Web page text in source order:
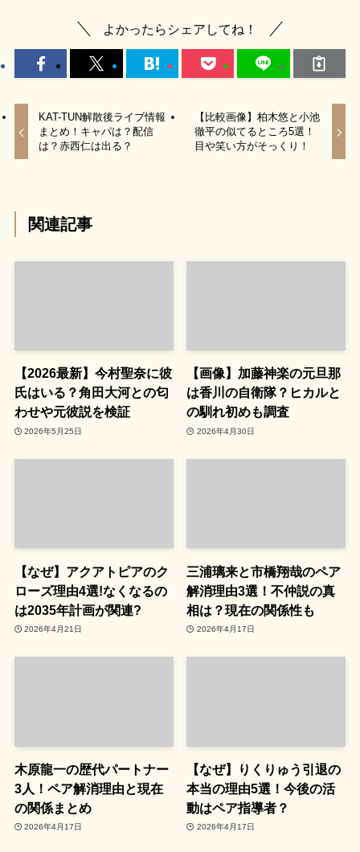
よかったらシェアしてね！
KAT-TUN解散後ライブ情報
まとめ！キャパは？配信
は？赤西仁は出る？
【比較画像】柏木悠と小池
徹平の似てるところ5選！
目や笑い方がそっくり！
関連記事
【2026最新】今村聖奈に彼
氏はいる？角田大河との匂
わせや元彼説を検証
2026年5月25日
【画像】加藤神楽の元旦那
は香川の自衛隊？ヒカルと
の馴れ初めも調査
2026年4月30日
【なぜ】アクアトピアのク
ローズ理由4選!なくなるの
は2035年計画が関連?
2026年4月21日
三浦璃来と市橋翔哉のペア
解消理由3選！不仲説の真
相は？現在の関係性も
2026年4月17日
木原龍一の歴代パートナー
3人！ペア解消理由と現在
の関係まとめ
2026年4月17日
【なぜ】りくりゅう引退の
本当の理由5選！今後の活
動はペア指導者？
2026年4月17日